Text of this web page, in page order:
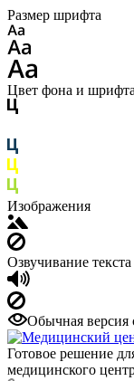
Размер шрифта
Цвет фона и шрифта
Изображения
Озвучивание текста
Обычная версия
Готовое решение
медицинского